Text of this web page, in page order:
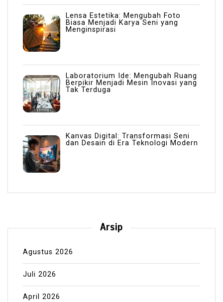
Lensa Estetika: Mengubah Foto
Biasa Menjadi Karya Seni yang
Menginspirasi
Laboratorium Ide: Mengubah Ruang
Berpikir Menjadi Mesin Inovasi yang
Tak Terduga
Kanvas Digital: Transformasi Seni
dan Desain di Era Teknologi Modern
Arsip
Agustus 2026
Juli 2026
April 2026